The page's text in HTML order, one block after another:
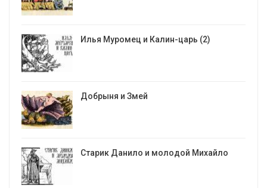
Илья Муромец и Калин-царь (2)
Добрыня и Змей
Старик Данило и молодой Михайло